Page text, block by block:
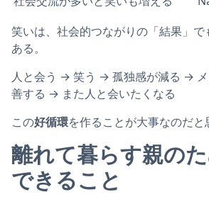
笑いは、社会的つながりの「結果」で
ある。
人と会う → 笑う → 孤独感が減る →
善する → また人と会いたくなる
この好循環を作ることが大事なのだと
離れて暮らす親の
できること